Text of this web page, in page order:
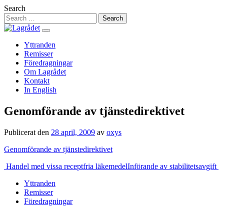
Hoppa
till
innehåll
Search
Yttranden
Remisser
Föredragningar
Om Lagrådet
Kontakt
In English
Genomförande av tjänstedirektivet
Publicerat den 28 april, 2009 av oxys
Genomförande av tjänstedirektivet
Inläggsnavigering
Handel med vissa receptfria läkemedelInförande av stabilitetsavgift
Yttranden
Remisser
Föredragningar